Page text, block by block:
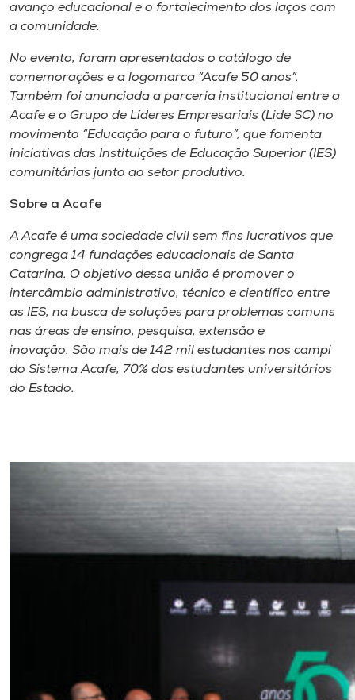
avanço educacional e o fortalecimento dos laços com
a comunidade.
No evento, foram apresentados o catálogo de
comemorações e a logomarca “Acafe 50 anos”.
Também foi anunciada a parceria institucional entre a
Acafe e o Grupo de Líderes Empresariais (Lide SC) no
movimento “Educação para o futuro”, que fomenta
iniciativas das Instituições de Educação Superior (IES)
comunitárias junto ao setor produtivo.
Sobre a Acafe
A Acafe é uma sociedade civil sem fins lucrativos que
congrega 14 fundações educacionais de Santa
Catarina. O objetivo dessa união é promover o
intercâmbio administrativo, técnico e científico entre
as IES, na busca de soluções para problemas comuns
nas áreas de ensino, pesquisa, extensão e
inovação. São mais de 142 mil estudantes nos campi
do Sistema Acafe, 70% dos estudantes universitários
do Estado.